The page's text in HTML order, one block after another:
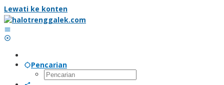
Lewati ke konten
Pencarian